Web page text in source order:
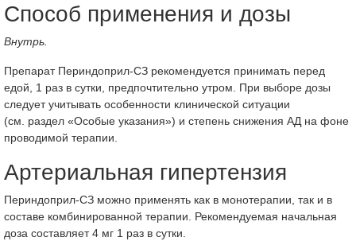
Способ применения и дозы
Внутрь.
Препарат Периндоприл-СЗ рекомендуется принимать перед
едой, 1 раз в сутки, предпочтительно утром. При выборе дозы
следует учитывать особенности клинической ситуации
(см. раздел «Особые указания») и степень снижения АД на фоне
проводимой терапии.
Артериальная гипертензия
Периндоприл-СЗ можно применять как в монотерапии, так и в
составе комбинированной терапии. Рекомендуемая начальная
доза составляет 4 мг 1 раз в сутки.